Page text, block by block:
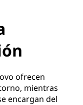
ofrecen
mientras
encargan del